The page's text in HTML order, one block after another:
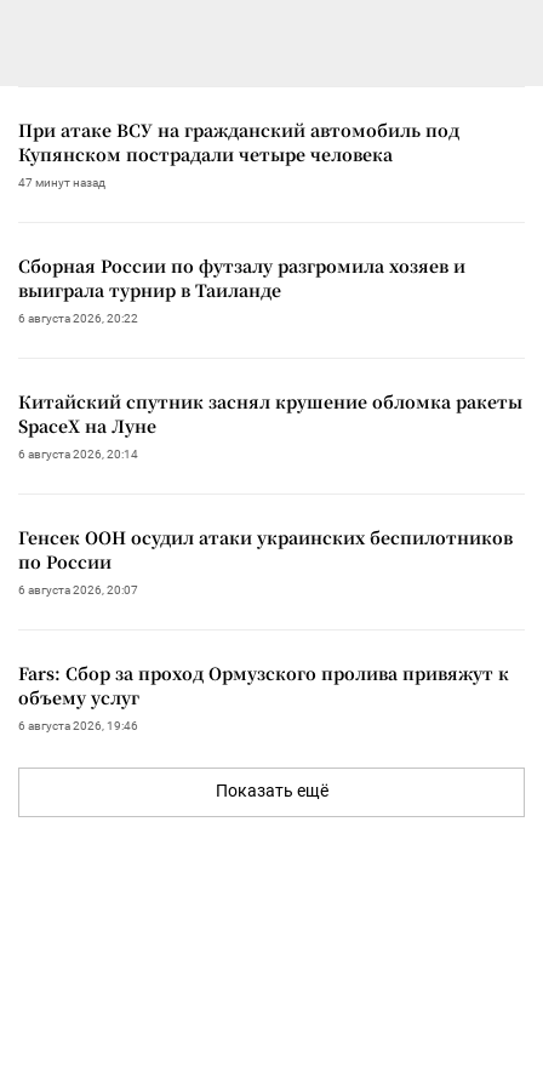
При атаке ВСУ на гражданский автомобиль под
Купянском пострадали четыре человека
47 минут назад
Сборная России по футзалу разгромила хозяев и
выиграла турнир в Таиланде
6 августа 2026, 20:22
Китайский спутник заснял крушение обломка ракеты
SpaceX на Луне
6 августа 2026, 20:14
Генсек ООН осудил атаки украинских беспилотников
по России
6 августа 2026, 20:07
Fars: Сбор за проход Ормузского пролива привяжут к
объему услуг
6 августа 2026, 19:46
Показать ещё